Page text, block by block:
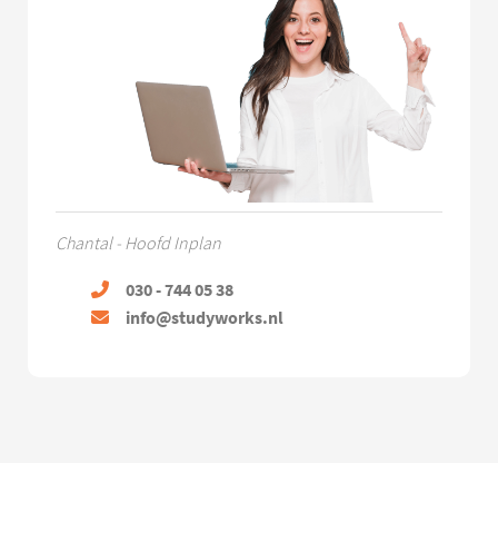
Chantal - Hoofd Inplan
030 - 744 05 38
info@studyworks.nl